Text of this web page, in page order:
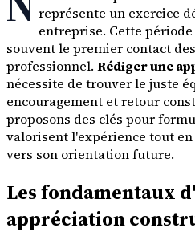
représente un exercice
entreprise. Cette
souvent le premier contact
professionnel. Rédiger une
nécessite de trouver le juste
encouragement et retour
proposons des clés pour
valorisent l'expérience tout
vers son orientation future.
Les fondamentaux
appréciation